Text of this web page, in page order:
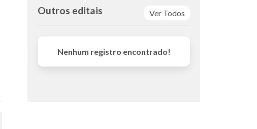
Ver Todos
Outros editais
Nenhum registro encontrado!